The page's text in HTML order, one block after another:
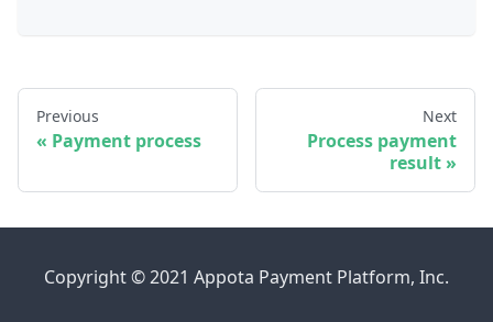
Previous
Payment process
Next
Process payment
result
Copyright © 2021 Appota Payment Platform, Inc.